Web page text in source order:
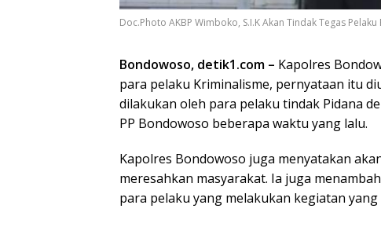
Doc.Photo AKBP Wimboko, S.I.K Akan Tindak Tegas
Bondowoso, detik1.com – Kapolres
para pelaku Kriminalisme, pernyataan itu
dilakukan oleh para pelaku tindak Pidana
PP Bondowoso beberapa waktu yang lalu.
Kapolres Bondowoso juga menyatakan
meresahkan masyarakat. Ia juga
para pelaku yang melakukan kegiatan